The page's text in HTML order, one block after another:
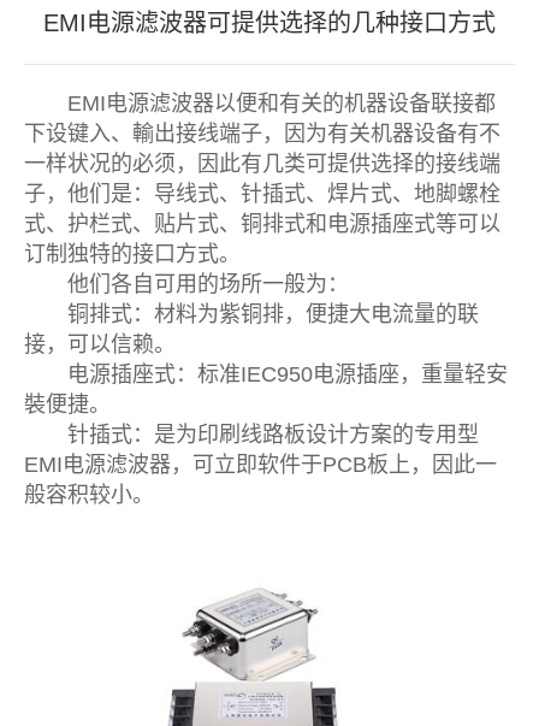
EMI电源滤波器可提供选择的几种接口方式
EMI电源滤波器以便和有关的机器设备联接都
下设键入、輸出接线端子，因为有关机器设备有不
一样状况的必须，因此有几类可提供选择的接线端
子，他们是：导线式、针插式、焊片式、地脚螺栓
式、护栏式、贴片式、铜排式和电源插座式等可以
订制独特的接口方式。
他们各自可用的场所一般为：
铜排式：材料为紫铜排，便捷大电流量的联
接，可以信赖。
电源插座式：标准IEC950电源插座，重量轻安
裝便捷。
针插式：是为印刷线路板设计方案的专用型
EMI电源滤波器，可立即软件于PCB板上，因此一
般容积较小。